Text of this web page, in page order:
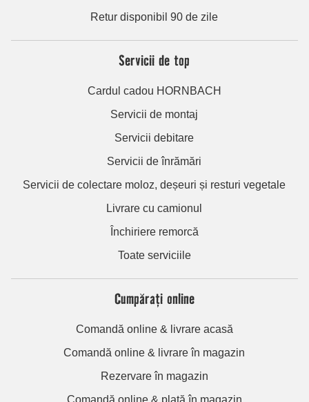
Retur disponibil 90 de zile
Servicii de top
Cardul cadou HORNBACH
Servicii de montaj
Servicii debitare
Servicii de înrămări
Servicii de colectare moloz, deșeuri și resturi vegetale
Livrare cu camionul
Închiriere remorcă
Toate serviciile
Cumpărați online
Comandă online & livrare acasă
Comandă online & livrare în magazin
Rezervare în magazin
Comandă online & plată în magazin